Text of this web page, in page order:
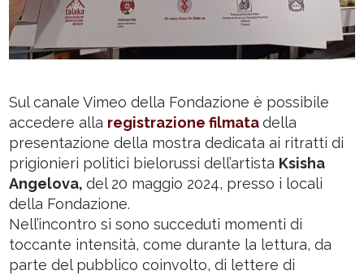
Sul canale Vimeo della Fondazione è possibile
accedere alla registrazione filmata della
presentazione della mostra dedicata ai ritratti di
prigionieri politici bielorussi dell’artista Ksisha
Angelova,del 20 maggio 2024, presso i locali
della Fondazione.
Nell’incontro si sono succeduti momenti di
toccante intensità, come durante la lettura, da
parte del pubblico coinvolto, di lettere di